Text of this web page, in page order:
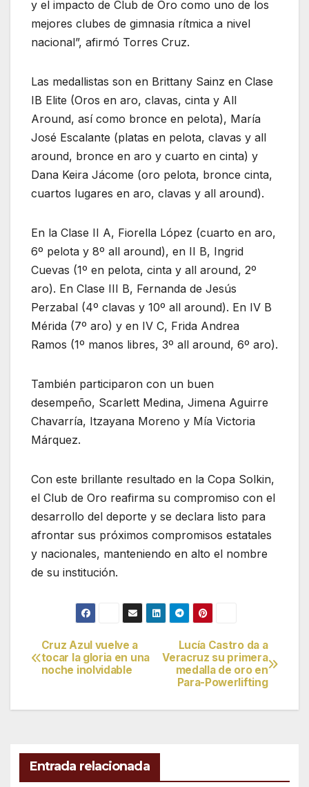
y el impacto de Club de Oro como uno de los
mejores clubes de gimnasia rítmica a nivel
nacional”, afirmó Torres Cruz.
Las medallistas son en Brittany Sainz en Clase
IB Elite (Oros en aro, clavas, cinta y All
Around, así como bronce en pelota), María
José Escalante (platas en pelota, clavas y all
around, bronce en aro y cuarto en cinta) y
Dana Keira Jácome (oro pelota, bronce cinta,
cuartos lugares en aro, clavas y all around).
En la Clase II A, Fiorella López (cuarto en aro,
6º pelota y 8º all around), en II B, Ingrid
Cuevas (1º en pelota, cinta y all around, 2º
aro). En Clase III B, Fernanda de Jesús
Perzabal (4º clavas y 10º all around). En IV B
Mérida (7º aro) y en IV C, Frida Andrea
Ramos (1º manos libres, 3º all around, 6º aro).
También participaron con un buen
desempeño, Scarlett Medina, Jimena Aguirre
Chavarría, Itzayana Moreno y Mía Victoria
Márquez.
Con este brillante resultado en la Copa Solkin,
el Club de Oro reafirma su compromiso con el
desarrollo del deporte y se declara listo para
afrontar sus próximos compromisos estatales
y nacionales, manteniendo en alto el nombre
de su institución.
Navegación
de
entradas
Lucía Castro da a
Veracruz su primera
medalla de oro en
Para-Powerlifting
Cruz Azul vuelve a
tocar la gloria en una
noche inolvidable
Entrada relacionada